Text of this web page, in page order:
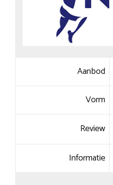
Aanbod
Vorm
Review
Informatie